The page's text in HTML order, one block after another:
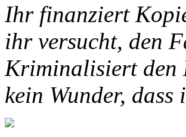
Ihr finanziert
ihr versucht, den
Kriminalisiert den
kein Wunder,